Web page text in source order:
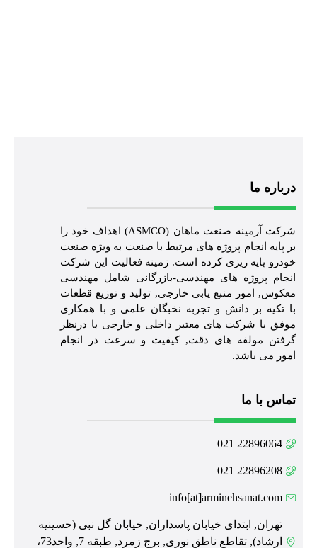
درباره ما
شرکت آرمینه صنعت ماهان (ASMCO) اهداف خود را
بر پایه انجام پروژه های مرتبط با صنعت به ویژه صنعت
خودرو پایه ریزی کرده است. زمینه فعالیت این شرکت
انجام پروژه های مهندسی-بازرگانی شامل مهندسی
معکوس, امور منبع یابی خارجی, تولید و توزیع قطعات
با تکیه بر دانش و تجربه نخبگان علمی و با همکاری
موفق با شرکت های معتبر داخلی و خارجی با درنظر
گرفتن مولفه های دقت, کیفیت و سرعت در انجام
امور می باشد.
تماس با ما
22896064 021
22896208 021
info[at]arminehsanat.com
تهران, ابتدای خیابان پاسداران, خیابان گل نبی (حسینیه
ارشاد), تقاطع ناطق نوری, برج زمرد, طبقه 7, واحد73،